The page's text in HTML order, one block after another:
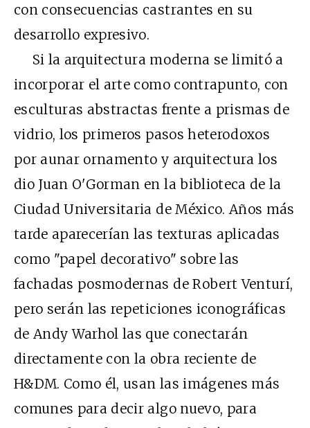
con consecuencias castrantes en su
desarrollo expresivo.
Si la arquitectura moderna se limitó a
incorporar el arte como contrapunto, con
esculturas abstractas frente a prismas de
vidrio, los primeros pasos heterodoxos
por aunar ornamento y arquitectura los
dio Juan O'Gorman en la biblioteca de la
Ciudad Universitaria de México. Años más
tarde aparecerían las texturas aplicadas
como "papel decorativo" sobre las
fachadas posmodernas de Robert Venturí,
pero serán las repeticiones iconográficas
de Andy Warhol las que conectarán
directamente con la obra reciente de
H&DM. Como él, usan las imágenes más
comunes para decir algo nuevo, para